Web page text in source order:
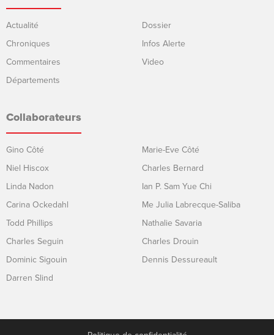
Actualité
Chroniques
Commentaires
Départements
Dossier
Infos Alerte
Video
Collaborateurs
Gino Côté
Niel Hiscox
Linda Nadon
Carina Ockedahl
Todd Phillips
Charles Seguin
Dominic Sigouin
Darren Slind
Marie-Eve Côté
Charles Bernard
Ian P. Sam Yue Chi
Me Julia Labrecque-Saliba
Nathalie Savaria
Charles Drouin
Dennis Dessureault